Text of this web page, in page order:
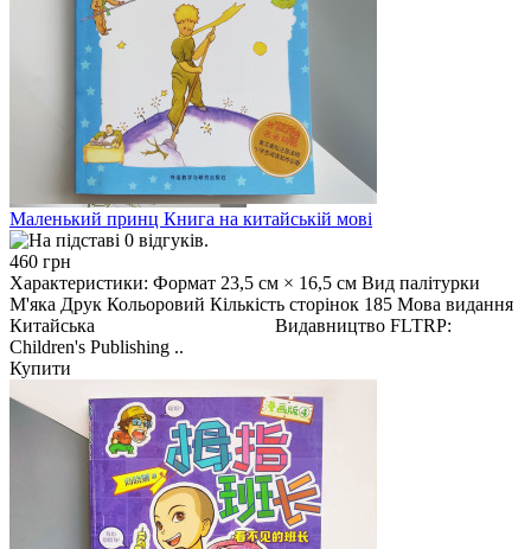
Маленький принц Книга на китайській мові
460 грн
Характеристики: Формат 23,5 см × 16,5 см Вид палітурки
М'яка Друк Кольоровий Кількість сторінок 185 Мова видання
Китайська Видавництво FLTRP:
Children's Publishing ..
Купити